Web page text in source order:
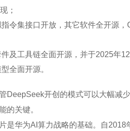
；
令集接口开放，其它软件全开源
及工具链全面开源，并于2025年12
全面开源。
DeepSeek开创的模式可以大幅减
的关键。
是华为AI算力战略的基础。自